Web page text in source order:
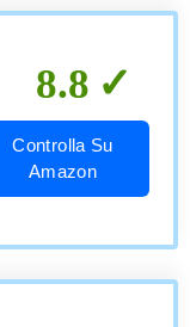
8.8
Controlla Su
Amazon